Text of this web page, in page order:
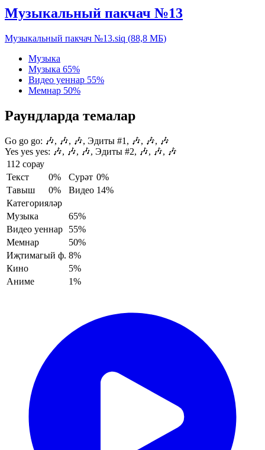
Музыкальный пакчач №13
Музыкальный пакчач №13.siq (88,8 МБ)
Музыка
Музыка 65%
Видео уеннар 55%
Мемнар 50%
Раундларда темалар
Go go go: 🎶, 🎶, 🎶, Эдиты #1, 🎶, 🎶, 🎶
Yes yes yes: 🎶, 🎶, 🎶, Эдиты #2, 🎶, 🎶, 🎶
112 сорау
Текст
0% Сурәт 0%
Тавыш
0% Видео 14%
Категорияләр
Музыка
65%
Видео уеннар
55%
Мемнар
50%
Иҗтимагый ф. 8%
Кино
5%
Аниме
1%